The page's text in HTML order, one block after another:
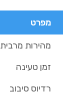
מפרט
מהירות מרבית
זמן טעינה
רדיוס סיבוב